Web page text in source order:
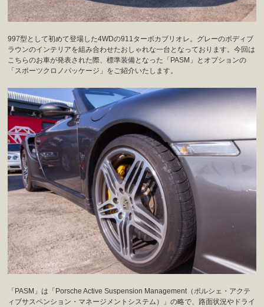
997型として初めて登場した4WDの911ターボカブリオレ。グレーのボディブ
ラウンのインテリアを組み合わせたおしゃれな一台となっております。今回は
こちらのお車が発表された際、標準装備となった「PASM」とオプションの
「スポーツクロノパッケージ」をご紹介いたします。
「PASM」は「Porsche Active Suspension Management（ポルシェ・アクテ
ィブサスペンション・マネージメントシステム）」の略で、路面状況やドライ